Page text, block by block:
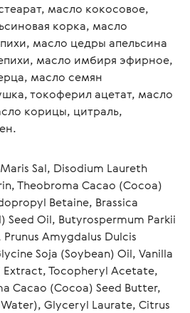
масло кокосовое,
корка, масло
масло цедры апельсина
масло имбиря эфирное,
масло семян
токоферил ацетат, масло
корицы, цитраль,
Maris Sal, Disodium Laureth
Theobroma Cacao (Cocoa)
Betaine, Brassica
Seed Oil, Butyrospermum Parkii
Amygdalus Dulcis
Soja (Soybean) Oil, Vanilla
Extract, Tocopheryl Acetate,
Cacao (Cocoa) Seed Butter,
Glyceryl Laurate, Citrus